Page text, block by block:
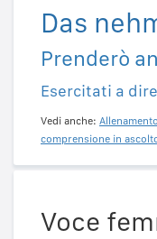
Das
Prenderò
Esercitati a
Vedi anche:
comprensione in
Voce